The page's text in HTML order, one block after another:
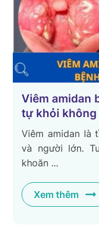
Viêm amidan
tự khỏi không
Viêm amidan là
và người lớn.
khoăn ...
Xem thêm